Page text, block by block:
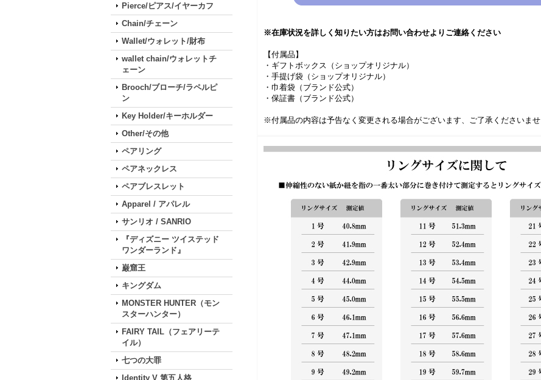
Pierce/ピアス/イヤーカフ
Chain/チェーン
Wallet/ウォレット/財布
wallet chain/ウォレットチ
ェーン
Brooch/ブローチ/ラペルピ
ン
Key Holder/キーホルダー
Other/その他
ペアリング
ペアネックレス
ペアブレスレット
Apparel / アパレル
サンリオ / SANRIO
『ディズニー ツイステッド
ワンダーランド』
巌窟王
キングダム
MONSTER HUNTER（モン
スターハンター）
FAIRY TAIL（フェアリーテ
イル）
七つの大罪
Identity V 第五人格
※在庫状況を詳しく知りたい方はお問い合わせよりご連絡ください
【付属品】
・ギフトボックス（ショップオリジナル）
・手提げ袋（ショップオリジナル）
・巾着袋（ブランド公式）
・保証書（ブランド公式）
※付属品の内容は予告なく変更される場合がございます、ご了承くださいませ